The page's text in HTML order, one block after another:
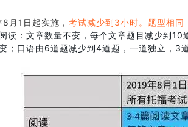
月1日起实施， 考试减少到3小时。 题型相同
阅读：文章数量不变，每个文章题目减少到
；口语由6道题减少到4道题，一道独立，3